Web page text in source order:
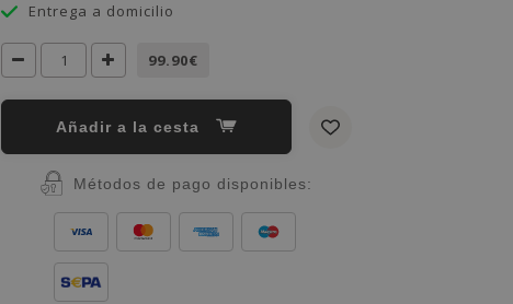
Entrega a domicilio
99.90€
Añadir a la cesta
Métodos de pago disponibles: